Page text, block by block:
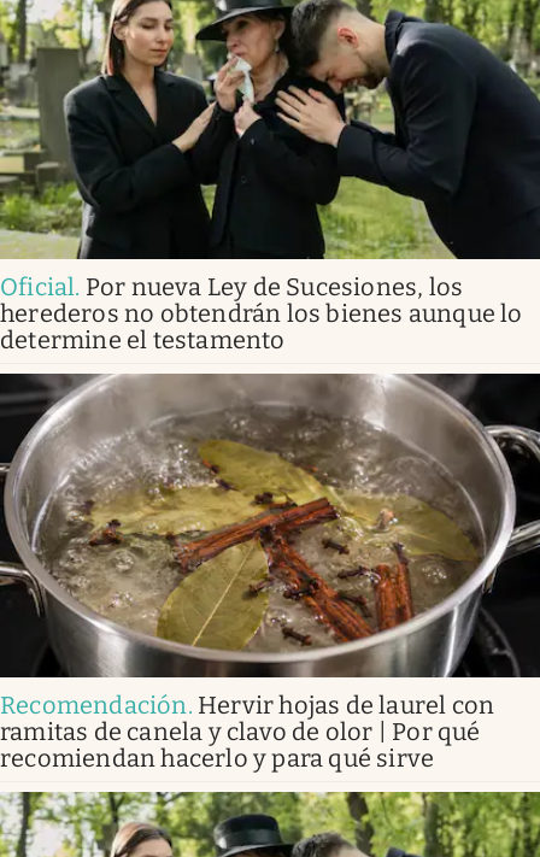
Oficial. Por nueva Ley de Sucesiones, los
herederos no obtendrán los bienes aunque lo
determine el testamento
Recomendación. Hervir hojas de laurel con
ramitas de canela y clavo de olor | Por qué
recomiendan hacerlo y para qué sirve